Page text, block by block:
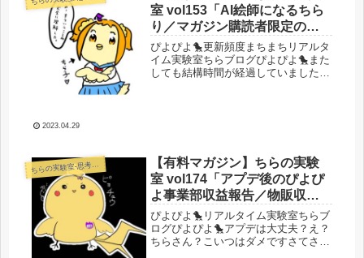
室 vol153「AI絵師になるちら
り／マガジン購読者限定のス
ポットコンサル／月末近いで
すが儲かりまっかちらりさ
ん」
ぴよぴよ🐤更新頻度まちまちリアルタ
イム実験室ちらブログぴよぴよ🐤また
しても結構時間が経過していました。
2023.04.29
ちらの実験室-思考・失敗談・リアルタイム実況等を発信します-
【有料マガジン】ちらの実験
室 vol174「アプデ後のぴよぴ
よ事業部収益報告／物販収支
積算グラフチェック／11月の
方針」
ぴよぴよ🐤リアルタイム実験室ちらブ
ログぴよぴよ🐤アプデは大丈夫？え？
ちらさん？こいつはダメですさてさ